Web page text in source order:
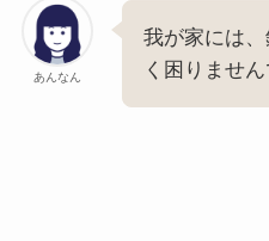
あんなん
我が家には
く困りません